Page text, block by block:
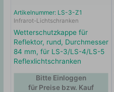
Artikelnummer: LS-3-Z1
Infrarot-Lichtschranken
Wetterschutzkappe für
Reflektor, rund, Durchmesser
84 mm, für LS-3/LS-4/LS-5
Reflexlichtschranken
Bitte Einloggen
für Preise bzw. Kauf